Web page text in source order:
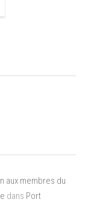
aux membres du
dans Port